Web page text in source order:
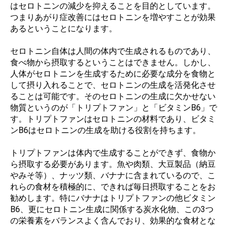
はセロトニンの減少を抑えることを目的としています。
つまりあがり症改善にはセロトニンを増やすことが効果
あるということになります。
セロトニン自体は人間の体内で生成されるものであり、
食べ物から摂取するということはできません。しかし、
人体がセロトニンを生成するために必要な成分を食物と
して摂り入れることで、セロトニンの生成を活発化させ
ることは可能です。そのセロトニンの生成に欠かせない
物質というのが「トリプトファン」と「ビタミンB6」で
す。トリプトファンはセロトニンの材料であり、ビタミ
ンB6はセロトニンの生成を助ける役割を持ちます。
トリプトファンは体内で生成することができず、食物か
ら摂取する必要があります。魚や肉類、大豆製品（納豆
やみそ等）、ナッツ類、バナナに含まれているので、こ
れらの食材を積極的に、できれば毎日摂取することをお
勧めします。特にバナナはトリプトファンの他ビタミン
B6、更にセロトニン生成に関係する炭水化物、この3つ
の栄養素をバランスよく含んでおり、効果的な食材とな